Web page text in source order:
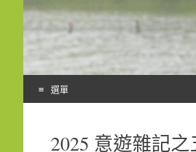
選單
content2025 意遊雜記